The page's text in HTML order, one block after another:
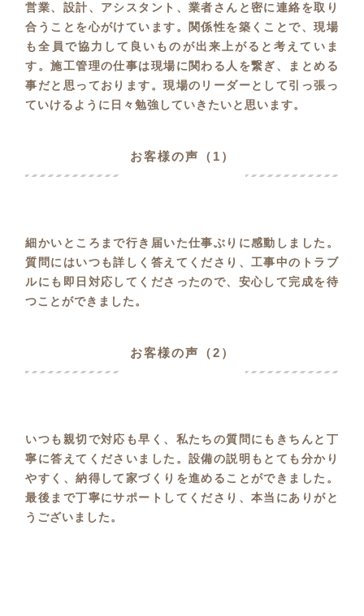
営業、設計、アシスタント、業者さんと密に連絡を取り
合うことを心がけています。関係性を築くことで、現場
も全員で協力して良いものが出来上がると考えていま
す。施工管理の仕事は現場に関わる人を繋ぎ、まとめる
事だと思っております。現場のリーダーとして引っ張っ
ていけるように日々勉強していきたいと思います。
お客様の声（1）
細かいところまで行き届いた仕事ぶりに感動しました。
質問にはいつも詳しく答えてくださり、工事中のトラブ
ルにも即日対応してくださったので、安心して完成を待
つことができました。
お客様の声（2）
いつも親切で対応も早く、私たちの質問にもきちんと丁
寧に答えてくださいました。設備の説明もとても分かり
やすく、納得して家づくりを進めることができました。
最後まで丁寧にサポートしてくださり、本当にありがと
うございました。